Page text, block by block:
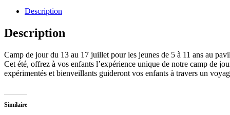
13
au
juillet
2026
(Jonquière)
Description
Description
Camp de jour du 13 au 17 juillet pour les jeunes de 5 à 11 ans au
Cet été, offrez à vos enfants l’expérience unique de notre camp de
expérimentés et bienveillants guideront vos enfants à travers un
Similaire